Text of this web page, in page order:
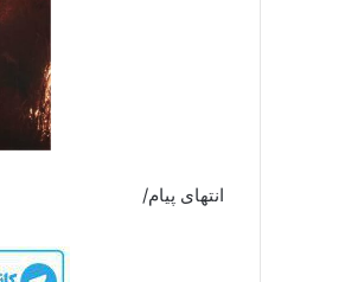
انتهای پیام/